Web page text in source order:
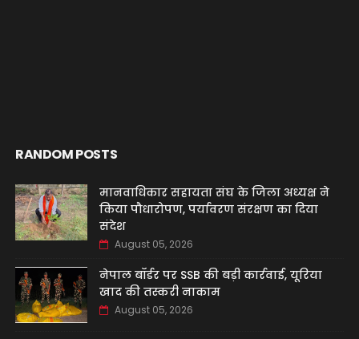
RANDOM POSTS
मानवाधिकार सहायता संघ के जिला अध्यक्ष ने
किया पौधारोपण, पर्यावरण संरक्षण का दिया
संदेश
August 05, 2026
नेपाल बॉर्डर पर SSB की बड़ी कार्रवाई, यूरिया
खाद की तस्करी नाकाम
August 05, 2026